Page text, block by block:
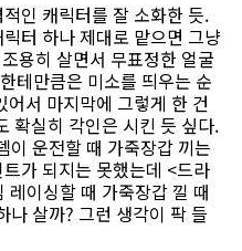
인 캐릭터를 잘 소화한 듯.
터 하나 제대로 맡으면 그냥
용히 살면서 무표정한 얼굴
테만큼은 미소를 띄우는 순
서 마지막에 그렇게 한 건
확실히 각인은 시킨 듯 싶다.
이 운전할 때 가죽장갑 끼는
가 되지는 못했는데 <드라
이싱할 때 가죽장갑 낄 때
나 살까? 그런 생각이 팍 들